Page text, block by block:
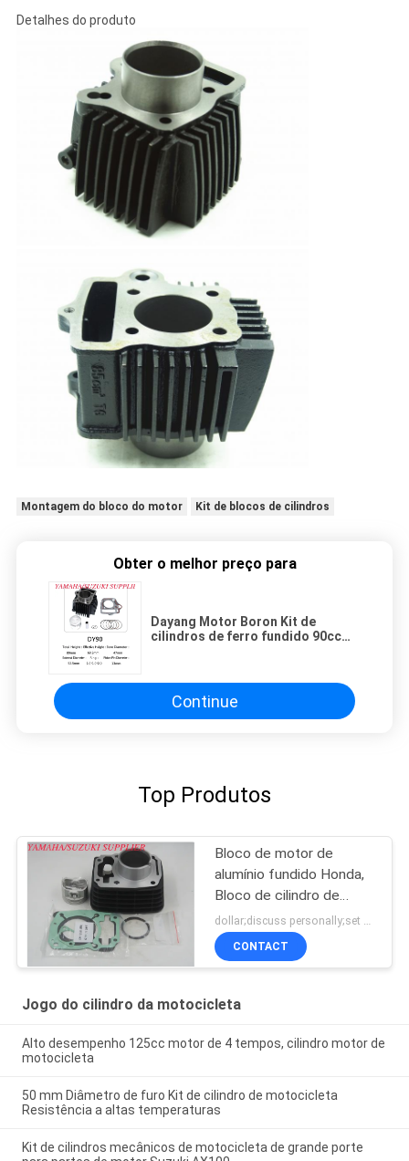
Detalhes do produto
Montagem do bloco do motor Kit de blocos de cilindros
Obter o melhor preço para
Dayang Motor Boron Kit de
cilindros de ferro fundido 90cc
Continue
Top Produtos
Bloco de motor de
alumínio fundido Honda,
Bloco de cilindro de
motocicleta
personalizado
dollar;discuss personally;set MOQ:Negociação
CONTACT
Jogo do cilindro da motocicleta
Alto desempenho 125cc motor de 4 tempos, cilindro motor de
motocicleta
50 mm Diâmetro de furo Kit de cilindro de motocicleta
Resistência a altas temperaturas
Kit de cilindros mecânicos de motocicleta de grande porte